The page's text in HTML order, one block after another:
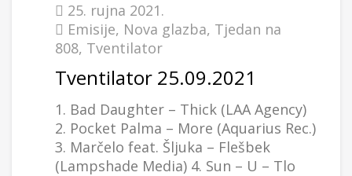
25. rujna 2021.
Emisije, Nova glazba, Tjedan na
808, Tventilator
Tventilator 25.09.2021
1. Bad Daughter – Thick (LAA Agency)
2. Pocket Palma – More (Aquarius Rec.)
3. Marčelo feat. Šljuka – Flešbek
(Lampshade Media) 4. Sun – U – Tlo